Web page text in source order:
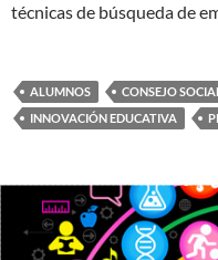
técnicas de búsqueda de
ALUMNOS CONSEJO
INNOVACIÓN EDUCATIVA